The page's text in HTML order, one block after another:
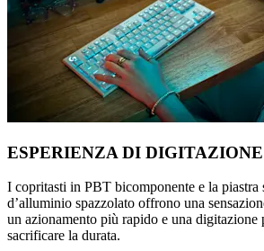
ESPERIENZA DI
I copritasti in PBT bicomponente e la piastra
d’alluminio spazzolato offrono una
un azionamento più rapido e una digitazione
sacrificare la durata.